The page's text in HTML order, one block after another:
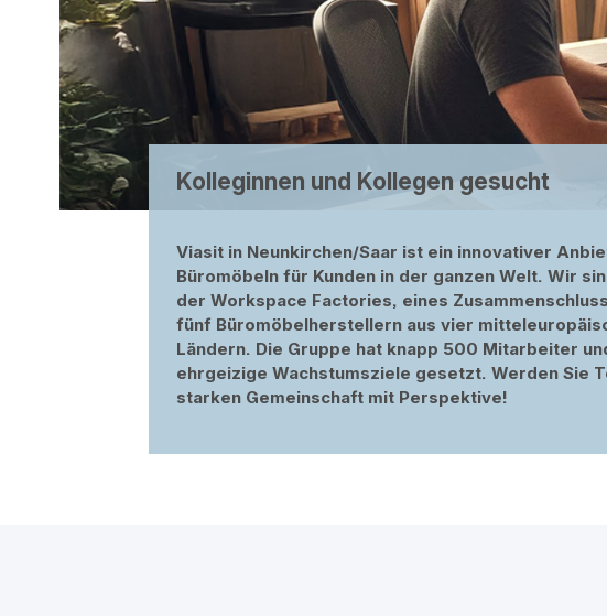
Kolleginnen und Kollegen gesucht
Viasit in Neunkirchen/Saar ist ein innovativer
Büromöbeln für Kunden in der ganzen Welt. Wir
der Workspace Factories, eines
fünf Büromöbelherstellern aus vier
Ländern. Die Gruppe hat knapp 500 Mitarbeiter
ehrgeizige Wachstumsziele gesetzt. Werden Sie
starken Gemeinschaft mit Perspektive!